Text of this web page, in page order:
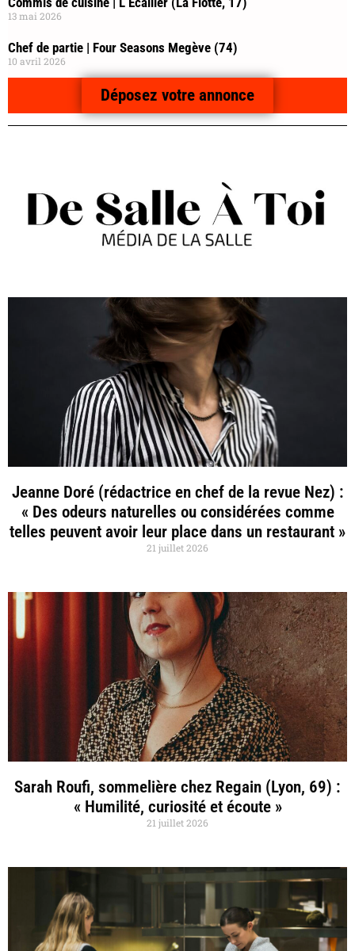
13 mai 2026
Chef de partie | Four Seasons Megève (74)
10 avril 2026
Déposez votre annonce
Jeanne Doré (rédactrice en chef de la revue Nez) :
« Des odeurs naturelles ou considérées comme
telles peuvent avoir leur place dans un restaurant »
21 juillet 2026
Sarah Roufi, sommelière chez Regain (Lyon, 69) :
« Humilité, curiosité et écoute »
21 juillet 2026